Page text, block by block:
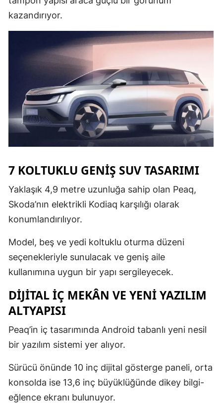
Kayseri
Kırklareli
Kırşehir
Kocaeli
Konya
Kütahya
Muğla
Nevşehir
Ordu
Rize
kazandırıyor.
7 KOLTUKLU GENIŞ SUV TASARIMI
Yaklaşık 4,9 metre uzunluğa sahip olan Peaq,
Skoda’nın elektrikli Kodiaq karşılığı olarak
konumlandırılıyor.
Model, beş ve yedi koltuklu oturma düzeni
seçenekleriyle sunulacak ve geniş aile
kullanımına uygun bir yapı sergileyecek.
DIJITAL İÇ MEKÂN VE YENI YAZILIM
ALTYAPISI
Peaq’in iç tasarımında Android tabanlı yeni nesil
bir yazılım sistemi yer alıyor.
Sürücü önünde 10 inç dijital gösterge paneli, orta
konsolda ise 13,6 inç büyüklüğünde dikey bilgi-
eğlence ekranı bulunuyor.